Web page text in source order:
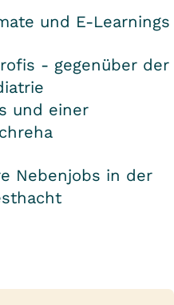
und E-Learnings
- gegenüber der
und einer
Nebenjobs in der